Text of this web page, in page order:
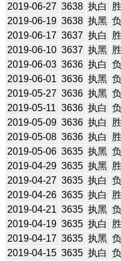
2019-06-27 3638 执白 胜
2019-06-19 3638 执黑 负
2019-06-17 3637 执白 胜
2019-06-10 3637 执黑 胜
2019-06-03 3636 执白 负
2019-06-01 3636 执黑 负
2019-05-27 3636 执黑 负
2019-05-11 3636 执白 负
2019-05-09 3636 执白 胜
2019-05-08 3636 执白 胜
2019-05-06 3635 执黑 负
2019-04-29 3635 执黑 胜
2019-04-27 3635 执白 负
2019-04-26 3635 执白 胜
2019-04-21 3635 执黑 负
2019-04-19 3635 执白 胜
2019-04-17 3635 执黑 负
2019-04-15 3635 执白 负